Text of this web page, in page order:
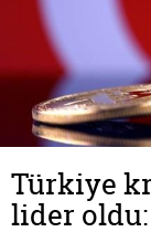
Türkiye
lider